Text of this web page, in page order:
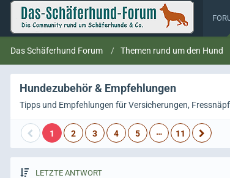
Das Schäferhund Forum Themen rund um den Hund
Hundezubehör & Empfehlungen
Tipps und Empfehlungen für Versicherungen,
1 2 3 4 5 … 11
LETZTE ANTWORT